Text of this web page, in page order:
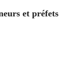
et préfets